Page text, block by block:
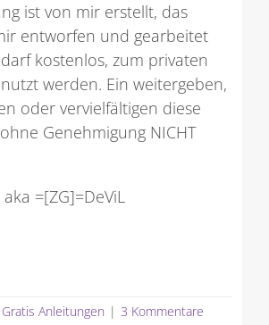
ist von mir erstellt, das
entworfen und gearbeitet
kostenlos, zum privaten
werden. Ein weitergeben,
oder vervielfältigen diese
Genehmigung NICHT
=[ZG]=DeViL
Gratis Anleitungen | 3 Kommentare